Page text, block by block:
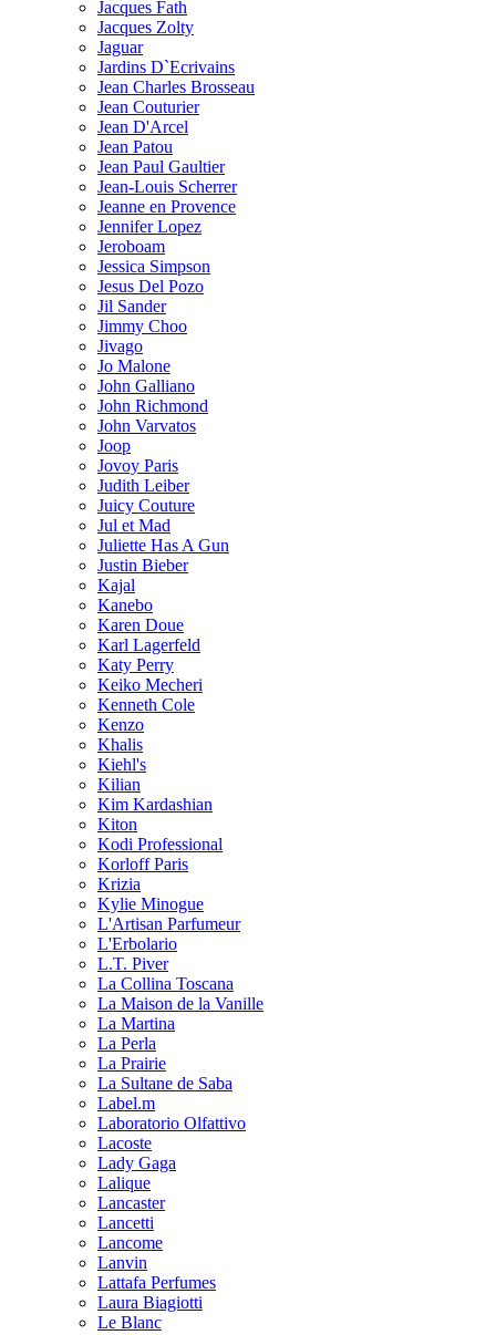
Jacques Fath
Jacques Zolty
Jaguar
Jardins D`Ecrivains
Jean Charles Brosseau
Jean Couturier
Jean D'Arcel
Jean Patou
Jean Paul Gaultier
Jean-Louis Scherrer
Jeanne en Provence
Jennifer Lopez
Jeroboam
Jessica Simpson
Jesus Del Pozo
Jil Sander
Jimmy Choo
Jivago
Jo Malone
John Galliano
John Richmond
John Varvatos
Joop
Jovoy Paris
Judith Leiber
Juicy Couture
Jul et Mad
Juliette Has A Gun
Justin Bieber
Kajal
Kanebo
Karen Doue
Karl Lagerfeld
Katy Perry
Keiko Mecheri
Kenneth Cole
Kenzo
Khalis
Kiehl's
Kilian
Kim Kardashian
Kiton
Kodi Professional
Korloff Paris
Krizia
Kylie Minogue
L'Artisan Parfumeur
L'Erbolario
L.T. Piver
La Collina Toscana
La Maison de la Vanille
La Martina
La Perla
La Prairie
La Sultane de Saba
Label.m
Laboratorio Olfattivo
Lacoste
Lady Gaga
Lalique
Lancaster
Lancetti
Lancome
Lanvin
Lattafa Perfumes
Laura Biagiotti
Le Blanc